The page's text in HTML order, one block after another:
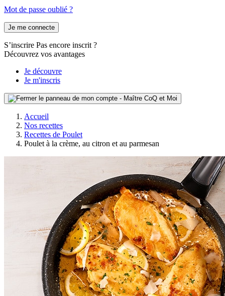
Mot de passe oublié ?
Je me connecte
S’inscrire Pas encore inscrit ?
Découvrez vos avantages
Je découvre
Je m'inscris
Accueil
Nos recettes
Recettes de Poulet
Poulet à la crème, au citron et au parmesan